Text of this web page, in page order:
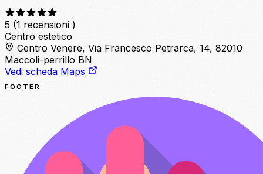
5 (1 recensioni )
Centro estetico
Centro Venere, Via Francesco Petrarca, 14, 82010
Maccoli-perrillo BN
Vedi scheda Maps
FOOTER